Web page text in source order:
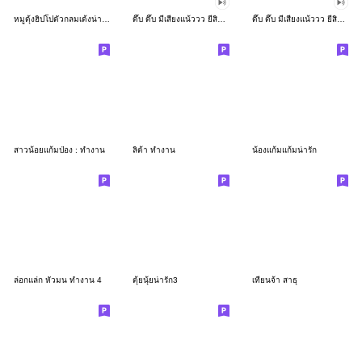
หมูดุ้งฮิปโปตัวกลมเด้งน่ารัก ดึ๊บ ดึ๊บ มีเสียงแน้ววว ยี่สิบเจ็ด ดึ๊บ ดึ๊บ มีเสียงแน้ววว ยี่สิบหก
สาวน้อยแก้มป่อง : ทำงาน ลิต้า ทำงาน น้องแก้มแก้มน่ารัก
ล่อกแล่ก หัวมน ทำงาน 4 ตุ้ยนุ้ยน่ารัก3 เทียนจ้า สาธุ